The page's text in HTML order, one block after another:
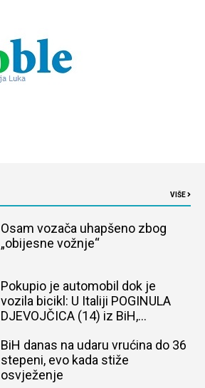
VIŠE
Osam vozača uhapšeno zbog
„obijesne vožnje“
Pokupio je automobil dok je
vozila bicikl: U Italiji POGINULA
DJEVOJČICA (14) iz BiH,
BiH danas na udaru vrućina do 36
stepeni, evo kada stiže
osvježenje